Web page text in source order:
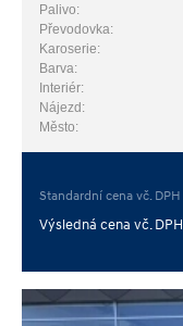
Palivo:
Převodovka:
Karoserie:
Barva:
Interiér:
Nájezd:
Město:
Standardní cena vč. DPH
Výsledná cena vč. DPH